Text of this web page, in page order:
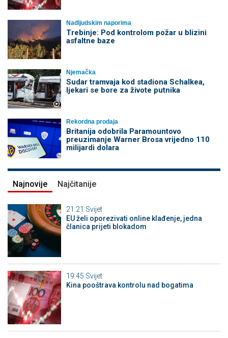
Nadljudskim naporima
Trebinje: Pod kontrolom požar u blizini
asfaltne baze
Njemačka
Sudar tramvaja kod stadiona Schalkea,
ljekari se bore za živote putnika
Rekordna prodaja
Britanija odobrila Paramountovo
preuzimanje Warner Brosa vrijedno 110
milijardi dolara
Najnovije Najčitanije
21:21 Svijet
EU želi oporezivati online klađenje, jedna
članica prijeti blokadom
19:45 Svijet
Kina pooštrava kontrolu nad bogatima